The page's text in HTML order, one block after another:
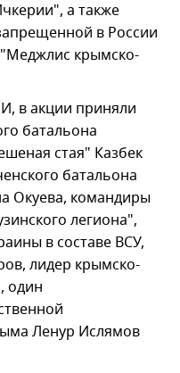
а также
в России
"Меджлис крымско-
в акции приняли
батальона
стая" Казбек
батальона
Окуева, командиры
легиона",
в составе ВСУ,
лидер крымско-
один
Ленур Ислямов